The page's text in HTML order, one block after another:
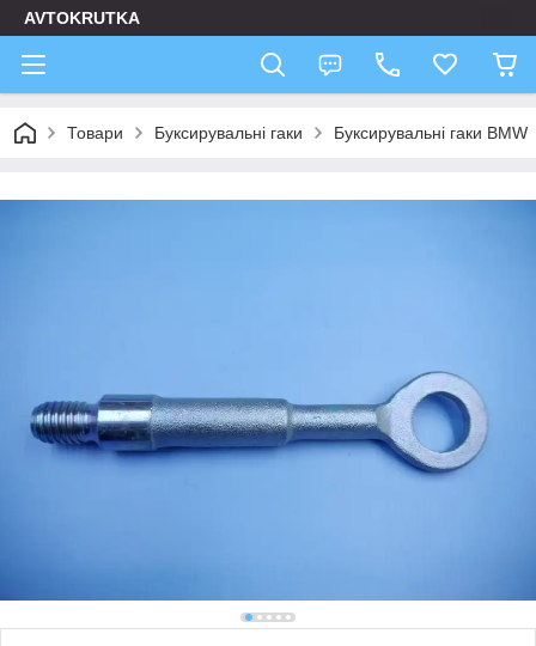
AVTOKRUTKA
Товари Буксирувальні гаки Буксирувальні гаки BMW